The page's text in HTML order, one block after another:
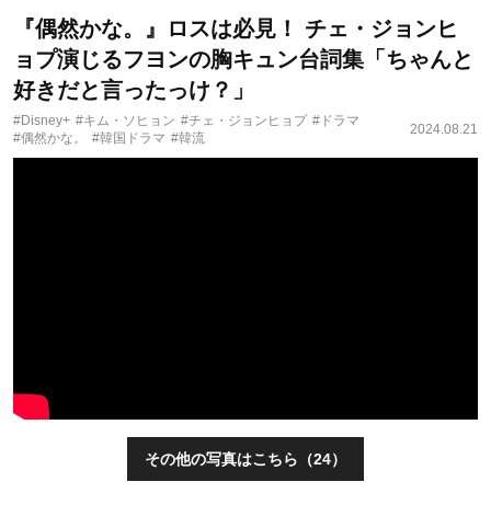
『偶然かな。』ロスは必見！ チェ・ジョンヒ
ョプ演じるフヨンの胸キュン台詞集「ちゃんと
好きだと言ったっけ？」
#Disney+ #キム・ソヒョン #チェ・ジョンヒョプ #ドラマ
#偶然かな。
#韓国ドラマ #韓流
2024.08.21
その他の写真はこちら（24）